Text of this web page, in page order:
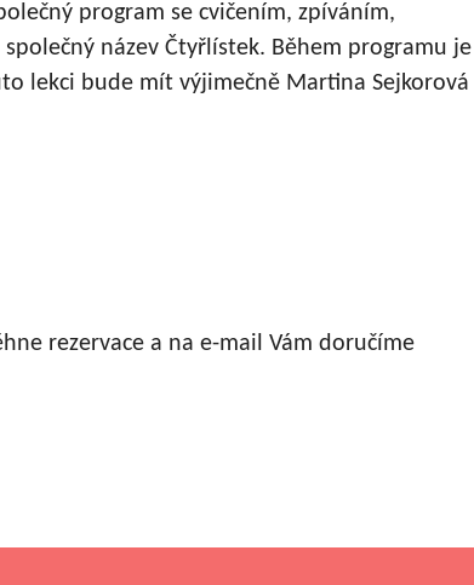
program se cvičením, zpíváním,
název Čtyřlístek. Během programu je
lekci bude mít výjimečně Martina Sejkorová
rezervace a na e-mail Vám doručíme